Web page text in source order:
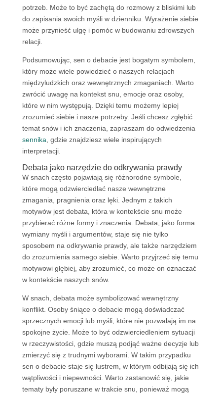
potrzeb. Może to być zachętą do rozmowy z bliskimi lub
do zapisania swoich myśli w dzienniku. Wyrażenie siebie
może przynieść ulgę i pomóc w budowaniu zdrowszych
relacji.
Podsumowując, sen o debacie jest bogatym symbolem,
który może wiele powiedzieć o naszych relacjach
międzyludzkich oraz wewnętrznych zmaganiach. Warto
zwrócić uwagę na kontekst snu, emocje oraz osoby,
które w nim występują. Dzięki temu możemy lepiej
zrozumieć siebie i nasze potrzeby. Jeśli chcesz zgłębić
temat snów i ich znaczenia, zapraszam do odwiedzenia
sennika , gdzie znajdziesz wiele inspirujących
interpretacji.
Debata jako narzędzie do odkrywania prawdy
W snach często pojawiają się różnorodne symbole,
które mogą odzwierciedlać nasze wewnętrzne
zmagania, pragnienia oraz lęki. Jednym z takich
motywów jest debata, która w kontekście snu może
przybierać różne formy i znaczenia. Debata, jako forma
wymiany myśli i argumentów, staje się nie tylko
sposobem na odkrywanie prawdy, ale także narzędziem
do zrozumienia samego siebie. Warto przyjrzeć się temu
motywowi głębiej, aby zrozumieć, co może on oznaczać
w kontekście naszych snów.
W snach, debata może symbolizować wewnętrzny
konflikt. Osoby śniące o debacie mogą doświadczać
sprzecznych emocji lub myśli, które nie pozwalają im na
spokojne życie. Może to być odzwierciedleniem sytuacji
w rzeczywistości, gdzie muszą podjąć ważne decyzje lub
zmierzyć się z trudnymi wyborami. W takim przypadku
sen o debacie staje się lustrem, w którym odbijają się ich
wątpliwości i niepewności. Warto zastanowić się, jakie
tematy były poruszane w trakcie snu, ponieważ mogą